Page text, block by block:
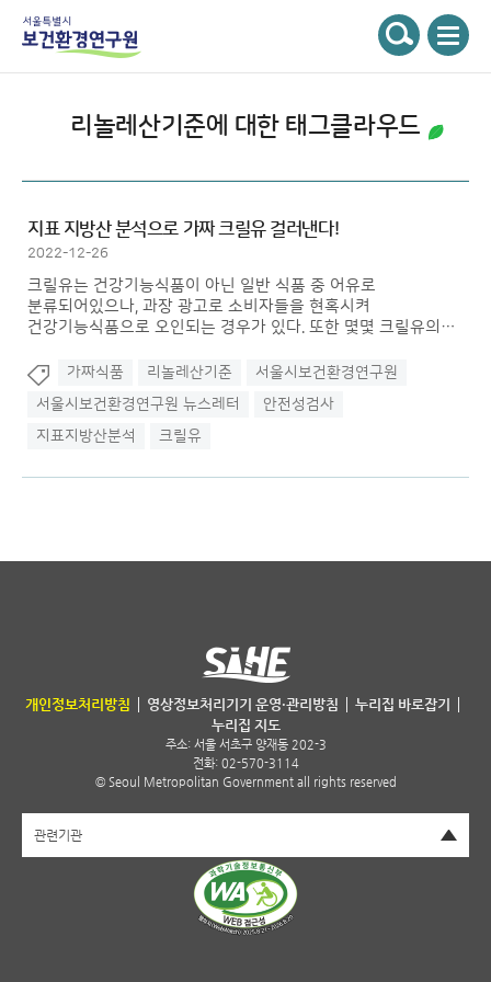
검색
리놀레산기준에 대한 태그클라우드
지표 지방산 분석으로 가짜 크릴유 걸러낸다!
2022-12-26
크릴유는 건강기능식품이 아닌 일반 식품 중 어유로
분류되어있으나, 과장 광고로 소비자들을 현혹시켜
건강기능식품으로 오인되는 경우가 있다. 또한 몇몇 크릴유의
알려지기도 했다. 따라서 연구원은 시민들에게 크릴유에 대한
올바른 정보를 제공하고자 크릴유의 지표 지방산 분석을
실시하였다.
가짜식품 리놀레산기준
서울시보건환경연구원
서울시보건환경연구원 뉴스레터
안전성검사
지표지방산분석
크릴유
서울특별시 보건환경연구원
개인정보처리방침 영상정보처리기기 운영·관리방침
누리집 바로잡기
누리집 지도
주소: 서울 서초구 양재동 202-3
전화: 02-570-3114
© Seoul Metropolitan Government all rights reserved
관련기관펼치기